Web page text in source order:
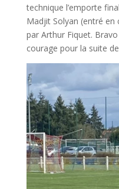
technique l’emporte
Madjit Solyan (entré
par Arthur Fiquet. Bravo
courage pour la suite